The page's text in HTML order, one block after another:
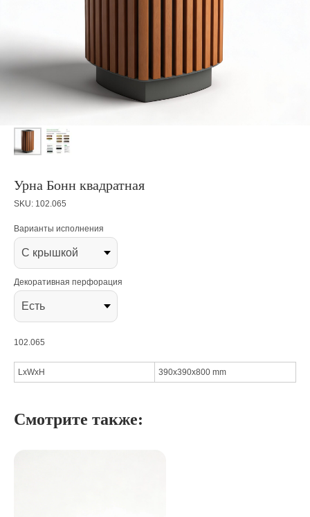
Урна Бонн квадратная
SKU: 102.065
Варианты исполнения
Декоративная перфорация
102.065
LxWxH 390x390x800 mm
Смотрите также: